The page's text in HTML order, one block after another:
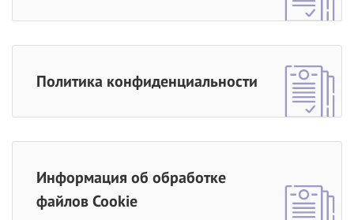
Политика конфиденциальности
Информация об обработке
файлов Cookie